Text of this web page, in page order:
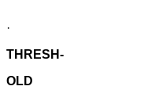
·
THRESH-
OLD